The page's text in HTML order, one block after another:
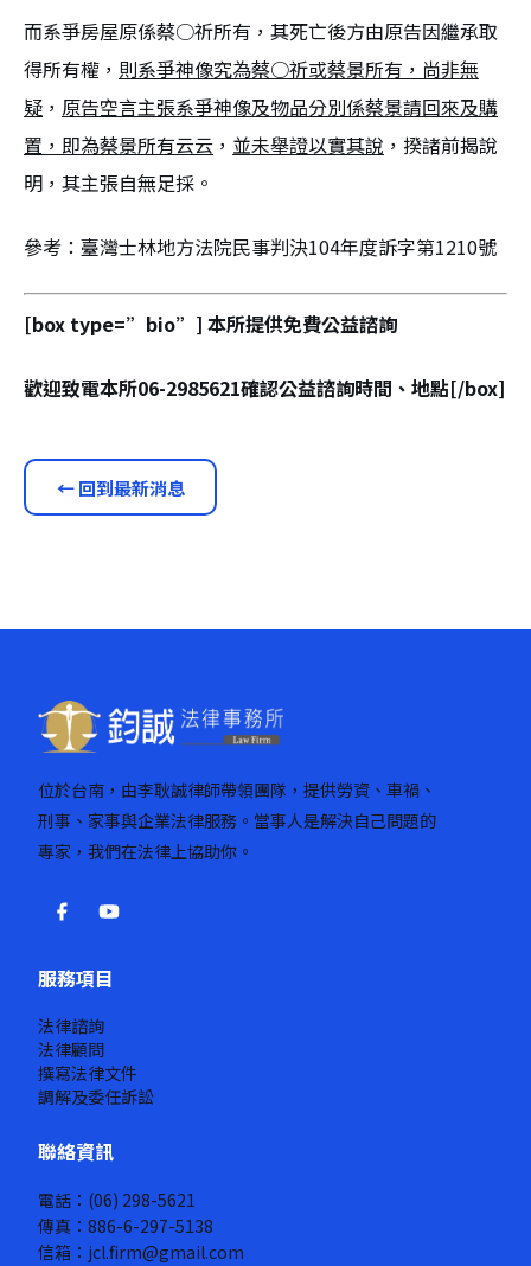
而系爭房屋原係蔡○祈所有，其死亡後方由原告因繼承取
得所有權， 則系爭神像究為蔡○祈或蔡景所有，尚非無
疑 ， 原告空言主張系爭神像及物品分別係蔡景請回來及購
置，即為蔡景所有云云 ， 並未舉證以實其說 ，揆諸前揭說
明，其主張自無足採。
參考：臺灣士林地方法院民事判決104年度訴字第1210號
[box type=”bio”] 本所提供免費公益諮詢
歡迎致電本所06-2985621確認公益諮詢時間、地點[/box]
← 回到最新消息
位於台南，由李耿誠律師帶領團隊，提供勞資、車禍、
刑事、家事與企業法律服務。當事人是解決自己問題的
專家，我們在法律上協助你。
服務項目
法律諮詢
法律顧問
撰寫法律文件
調解及委任訴訟
聯絡資訊
電話：(06) 298-5621
傳真：886-6-297-5138
信箱：jcl.firm@gmail.com